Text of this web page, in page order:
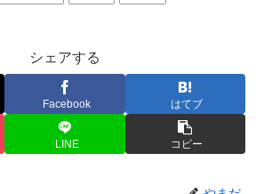
シェアする
Facebook はてブ
LINE コピー